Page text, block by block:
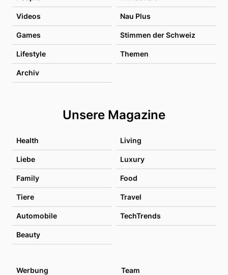
Videos Nau Plus
Games Stimmen der Schweiz
Lifestyle Themen
Archiv
Unsere Magazine
Health Living
Liebe Luxury
Family Food
Tiere Travel
Automobile TechTrends
Beauty
Werbung Team